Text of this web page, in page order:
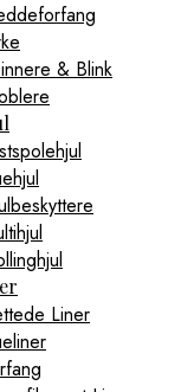
& Blink
Liner